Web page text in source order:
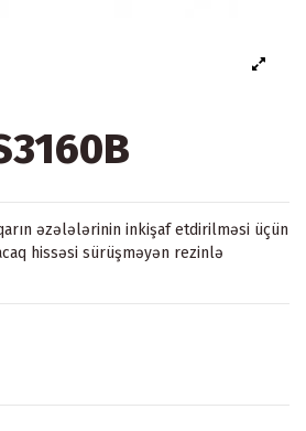
əzələlərinin inkişaf etdirilməsi üçün
hissəsi sürüşməyən rezinlə